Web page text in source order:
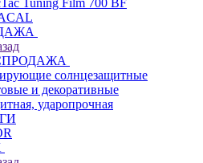
Tuning Film 700 BF
солнцезащитные
и декоративные
ударопрочная